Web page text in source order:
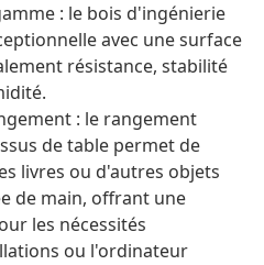
: le bois d'ingénierie
avec une surface
résistance, stabilité
: le rangement
de table permet de
livres ou d'autres objets
de main, offrant une
les nécessités
ou l'ordinateur